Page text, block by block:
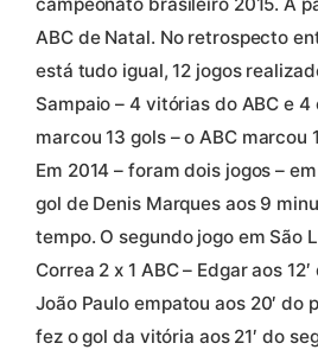
ABC de Natal. No retrospecto
está tudo igual, 12 jogos
Sampaio – 4 vitórias do ABC e
marcou 13 gols – o ABC marcou
Em 2014 – foram dois jogos –
gol de Denis Marques aos 9
tempo. O segundo jogo em São
Correa 2 x 1 ABC – Edgar aos
João Paulo empatou aos 20′ do
fez o gol da vitória aos 21′ do